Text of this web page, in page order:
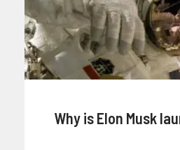
Why is Elon Musk